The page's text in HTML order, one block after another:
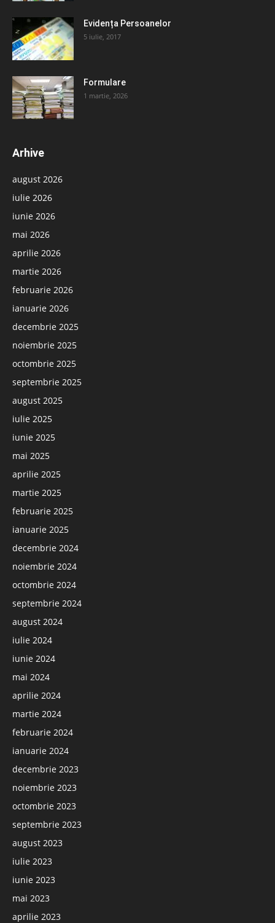
Evidența Persoanelor
5 iulie, 2017
Formulare
1 martie, 2026
Arhive
august 2026
iulie 2026
iunie 2026
mai 2026
aprilie 2026
martie 2026
februarie 2026
ianuarie 2026
decembrie 2025
noiembrie 2025
octombrie 2025
septembrie 2025
august 2025
iulie 2025
iunie 2025
mai 2025
aprilie 2025
martie 2025
februarie 2025
ianuarie 2025
decembrie 2024
noiembrie 2024
octombrie 2024
septembrie 2024
august 2024
iulie 2024
iunie 2024
mai 2024
aprilie 2024
martie 2024
februarie 2024
ianuarie 2024
decembrie 2023
noiembrie 2023
octombrie 2023
septembrie 2023
august 2023
iulie 2023
iunie 2023
mai 2023
aprilie 2023